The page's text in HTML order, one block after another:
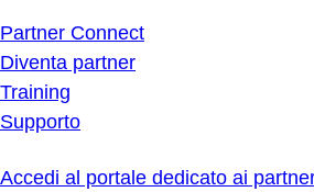
Partner Connect
Diventa partner
Training
Supporto
Accedi al portale dedicato ai